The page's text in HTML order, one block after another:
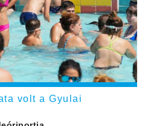
volt a Gyulai